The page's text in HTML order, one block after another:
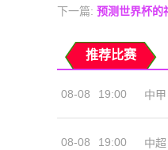
下一篇: 预测世界杯的
推荐比赛
08-08 19:00 中甲
08-08 19:00 中超